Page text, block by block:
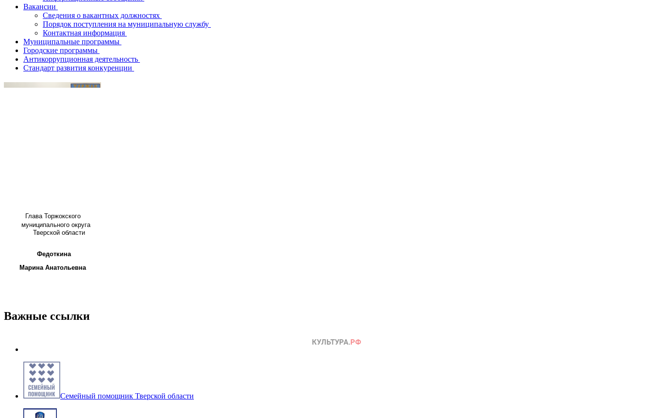
Вакансии
Сведения о вакантных должностях
Порядок поступления на муниципальную службу
Контактная информация
Муниципальные программы
Городские программы
Антикоррупционная деятельность
Стандарт развития конкуренции
Глава Торжокского
муниципального округа
Тверской области
Федоткина
Марина Анатольевна
Важные ссылки
Семейный помощник Тверской области